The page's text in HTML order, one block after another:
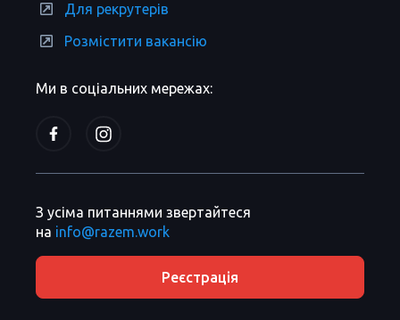
Ми в соціальних мережах:
Для рекрутерів
Розмістити вакансію
З усіма питаннями звертайтеся
на info@razem.work
Реєстрація